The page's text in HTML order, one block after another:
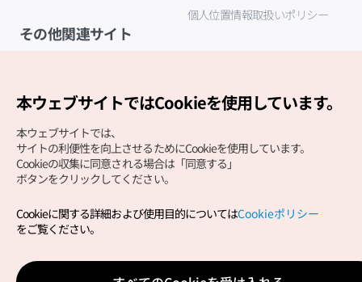
個人位置情報取扱いポリシー
その他関連サイト
Copyright (c) Korea Tourism Organization All Rights
サイトエラー報告公式メール
japanese@knto.or.kr
本ウェブサイトではCookieを使用しています。
本ウェブサイトでは、
サイトの利便性を向上させるためにCookieを使用しています。
Cookieの収集に同意される場合は「同意する」
ボタンをクリックしてください。
Cookieに関する詳細および使用目的についてはCookieポリシー
をご覧ください。